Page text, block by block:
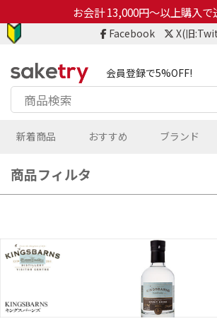
お会計 13,000円～以上購入で
Facebook X(旧
会員登録で5%OFF!
新着商品 おすすめ ブランド
商品フィルタ